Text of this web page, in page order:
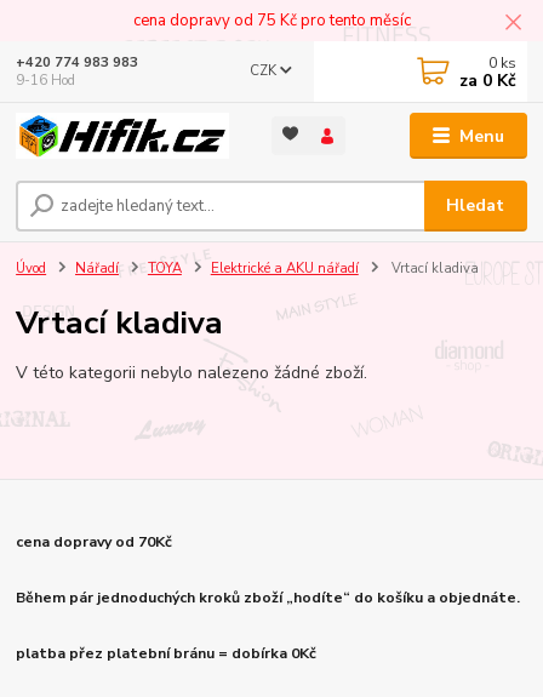
cena dopravy od 75 Kč pro tento měsíc
Menu
CZK
Hledat
+420 774 983 983
9-16 Hod
0 ks
za 0 Kč
Úvod Nářadí TOYA Elektrické a AKU nářadí Vrtací kladiva
Vrtací kladiva
V této kategorii nebylo nalezeno žádné zboží.
cena dopravy od 70Kč
Během pár jednoduchých kroků zboží „hodíte“ do košíku a objednáte.
platba přez platební bránu = dobírka 0Kč